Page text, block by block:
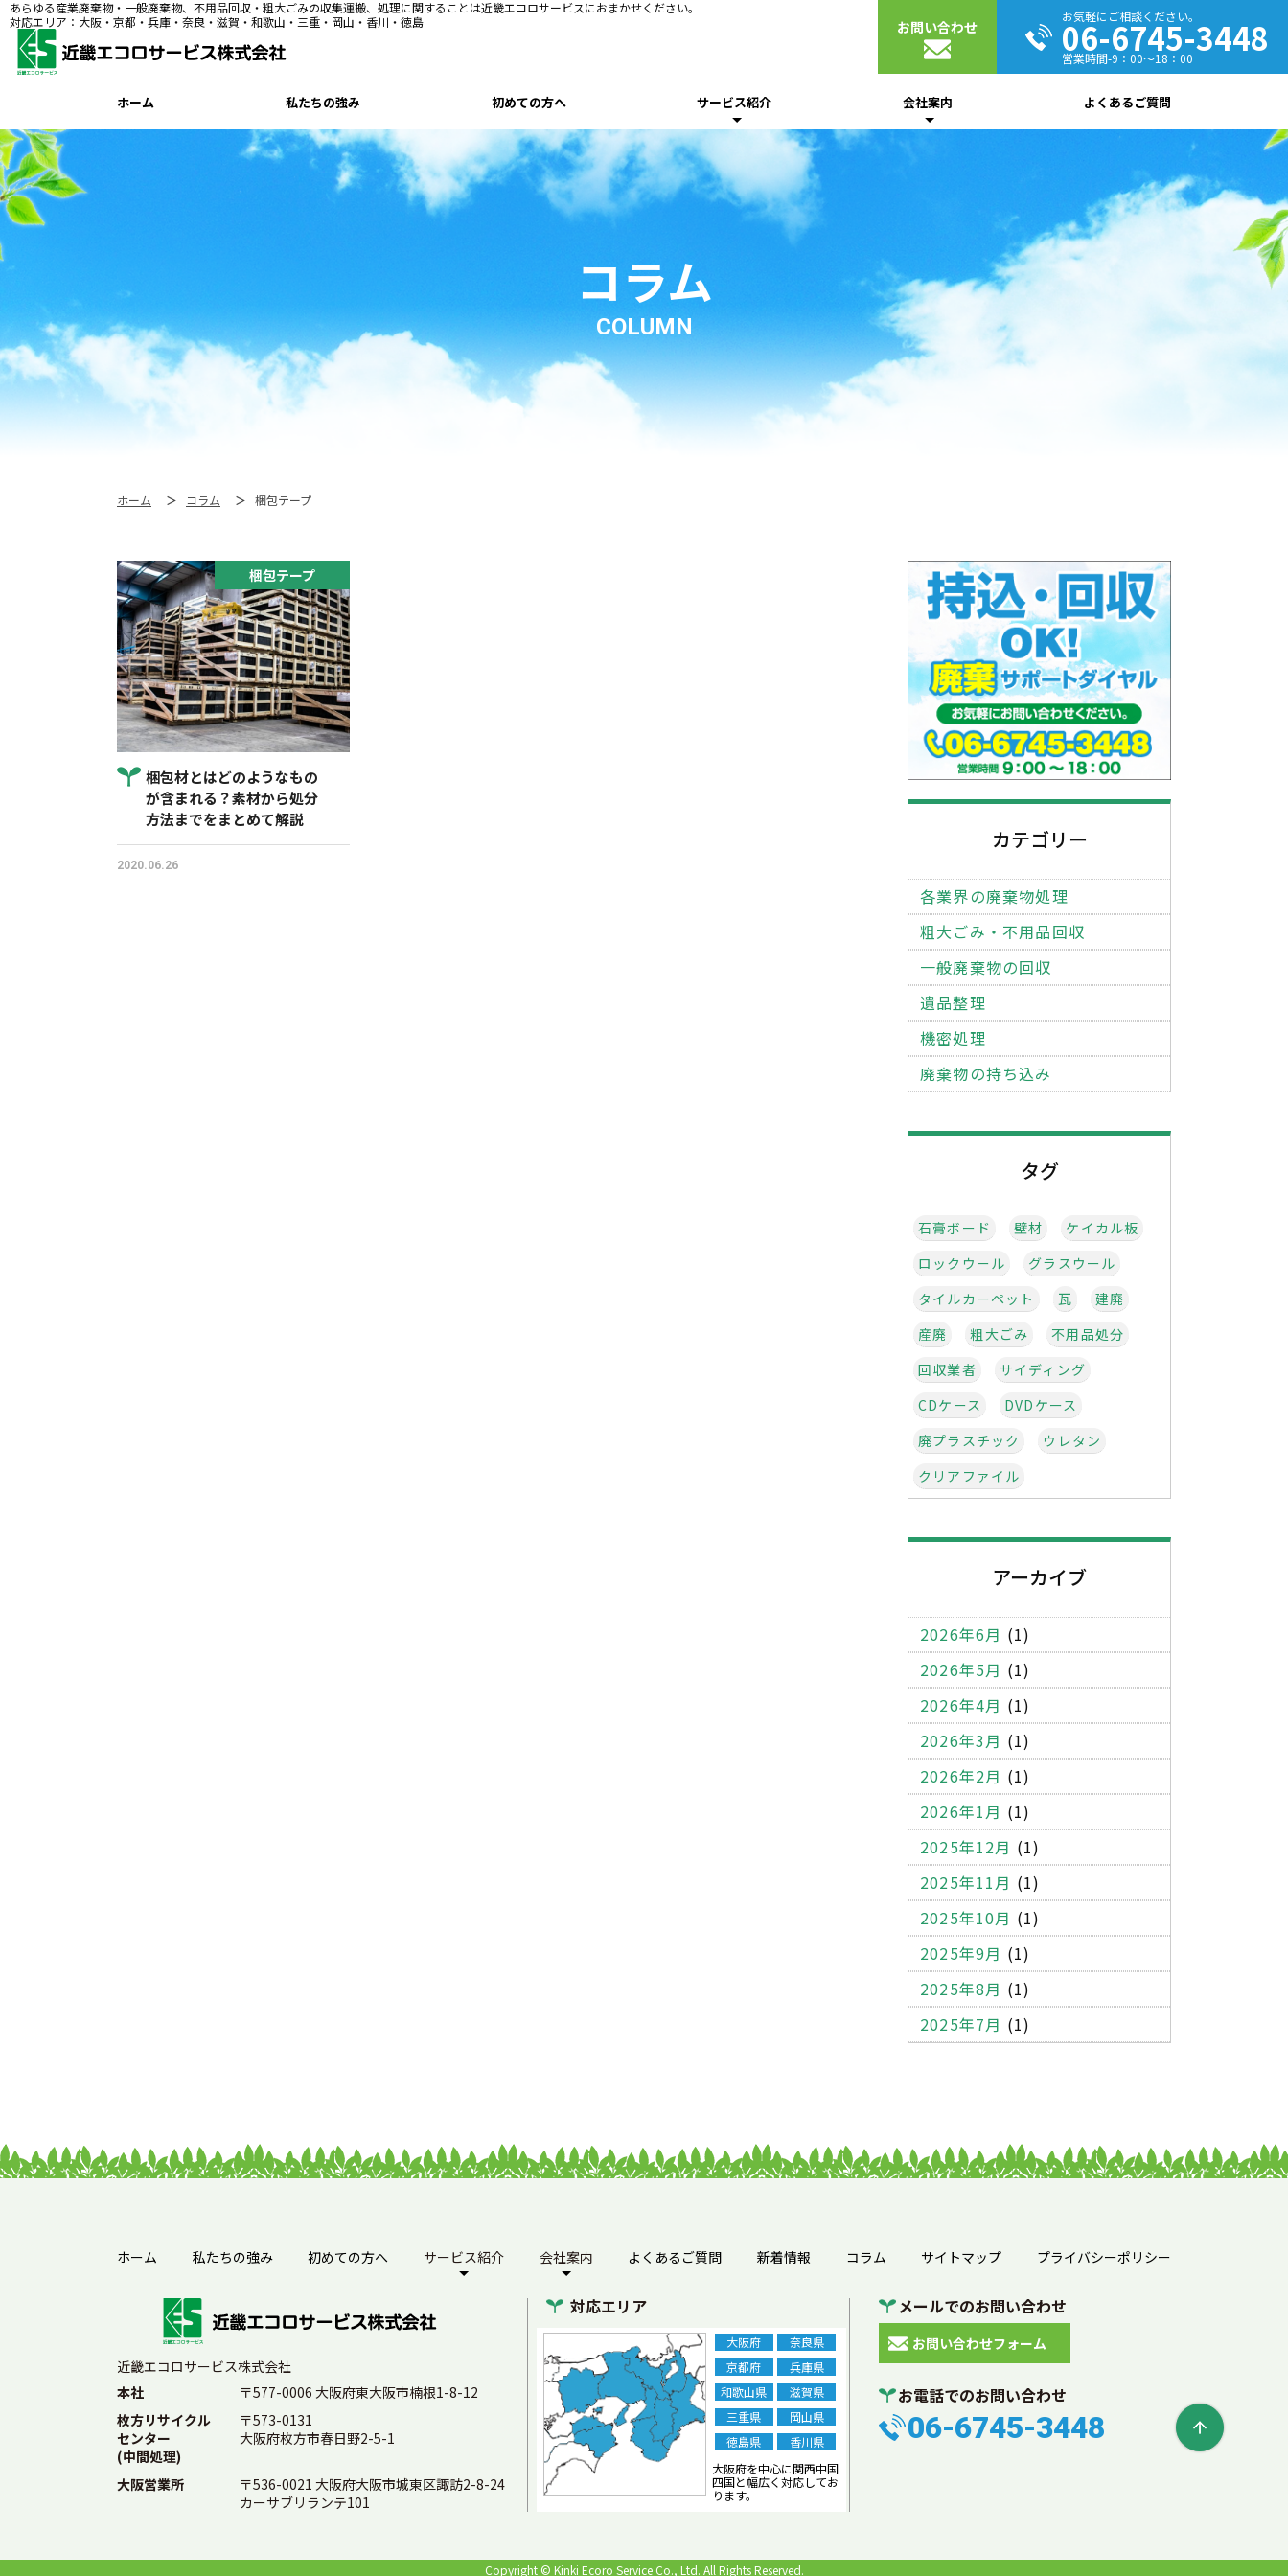
あらゆる産業廃棄物・一般廃棄物、不用品回収・粗大ごみの収集運搬、処理に関することは近畿エコロサービスにおまかせください。
対応エリア：大阪・京都・兵庫・奈良・滋賀・和歌山・三重・岡山・香川・徳島
お問い合わせ
お気軽にご相談ください。
06-6745-3448
営業時間-9：00～18：00
ホーム 私たちの強み 初めての方へ サービス紹介 会社案内 よくあるご質問
コラム
COLUMN
ホーム コラム 梱包テープ
梱包テープ
梱包材とはどのようなもの
が含まれる？素材から処分
方法までをまとめて解説
2020.06.26
カテゴリー
各業界の廃棄物処理
粗大ごみ・不用品回収
一般廃棄物の回収
遺品整理
機密処理
廃棄物の持ち込み
タグ
石膏ボード 壁材
ケイカル板
ロックウール
グラスウール
タイルカーペット
瓦
建廃
産廃
粗大ごみ
不用品処分
回収業者
サイディング
CDケース
DVDケース
廃プラスチック
ウレタン
クリアファイル
発泡スチロール
緩衝材
タイヤ
ボールペン
お弁当の容器
フィルム
バーゼル条約
不法投棄
環境汚染
事務機器
OA什器
オフィス家具
学校家具
什器
クロス
建設系廃棄物管理表
マニフェスト
不適正処理
建設廃棄物
産業廃棄物
コピー機
パソコン
書庫
ワゴン
ロッカー
応接セット
受付用のカウンター
金庫
OA機器
木製パレット
プラスティックパレット
一般廃棄物
木くず
段ボール
薄型ケース
ール便用ケース
機密文書
機密書類
蛍光灯
蛍光灯の廃棄
持ち込み処分
オフィス
模様替え
引っ越し
電球
中間処理
収集運搬
アーカイブ
2026年6月 (1)
2026年5月 (1)
2026年4月 (1)
2026年3月 (1)
2026年2月 (1)
2026年1月 (1)
2025年12月 (1)
2025年11月 (1)
2025年10月 (1)
2025年9月 (1)
2025年8月 (1)
2025年7月 (1)
ホーム 私たちの強み 初めての方へ サービス紹介 会社案内 よくあるご質問 新着情報 コラム サイトマップ プライバシーポリシー
近畿エコロサービス株式会社
本社
〒577-0006 大阪府東大阪市楠根1-8-12
枚方リサイクル
センター
(中間処理)
〒573-0131
大阪府枚方市春日野2-5-1
大阪営業所
〒536-0021 大阪府大阪市城東区諏訪2-8-24
カーサブリランテ101
対応エリア
大阪府
奈良県
京都府
兵庫県
和歌山県
滋賀県
三重県
岡山県
徳島県
香川県
大阪府を中心に関西中国
四国と幅広く対応してお
ります。
メールでのお問い合わせ
お問い合わせフォーム
お電話でのお問い合わせ
06-6745-3448
Copyright © Kinki Ecoro Service Co., Ltd. All Rights Reserved.